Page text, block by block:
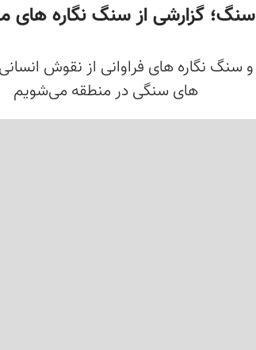
گزارشی از سنگ نگاره های
و سنگ نگاره های فراوانی از نقوش
های سنگی در منطقه می‌شویم